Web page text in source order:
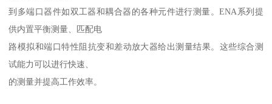
到多端口器件如双工器和耦合器的各种元件进行测量。ENA系列提
供内置平衡测量、匹配电
路模拟和端口特性阻抗变和差动放大器给出测量结果。这些综合测
试能力可以进行快速、
的测量并提高工作效率。